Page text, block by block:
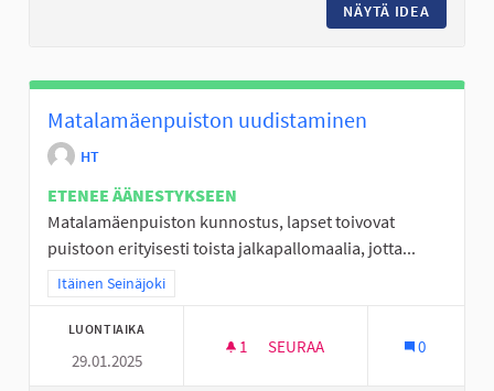
NÄYTÄ IDEA
Matalamäenpuiston uudistaminen
HT
ETENEE ÄÄNESTYKSEEN
Matalamäenpuiston kunnostus, lapset toivovat
puistoon erityisesti toista jalkapallomaalia, jotta...
Rajaa tulokset teeman mukaan: Itäinen Seinäjoki
Itäinen Seinäjoki
LUONTIAIKA
29.01.2025
1 1 SEURAAJA
SEURAA 0